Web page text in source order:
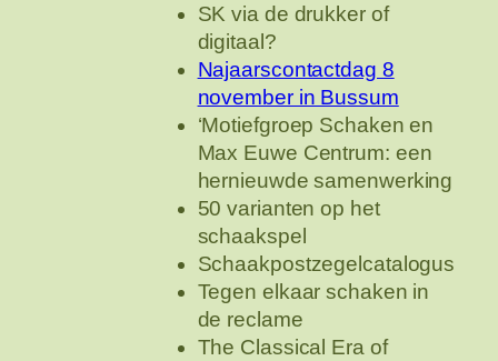
SK via de drukker of
digitaal?
Najaarscontactdag 8
november in Bussum
‘Motiefgroep Schaken en
Max Euwe Centrum: een
hernieuwde samenwerking
50 varianten op het
schaakspel
Schaakpostzegelcatalogus
Tegen elkaar schaken in
de reclame
The Classical Era of